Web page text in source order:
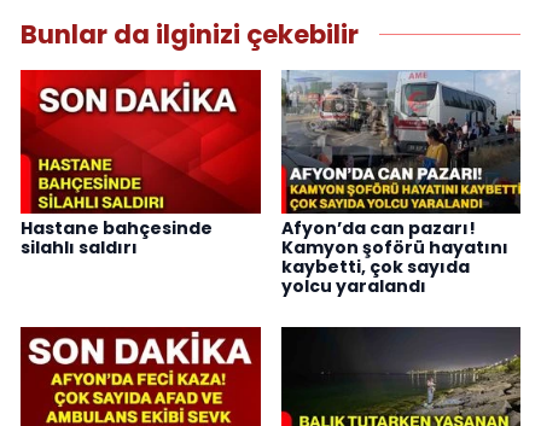
Bunlar da ilginizi çekebilir
Hastane bahçesinde
silahlı saldırı
Afyon’da can pazarı!
Kamyon şoförü hayatını
kaybetti, çok sayıda
yolcu yaralandı